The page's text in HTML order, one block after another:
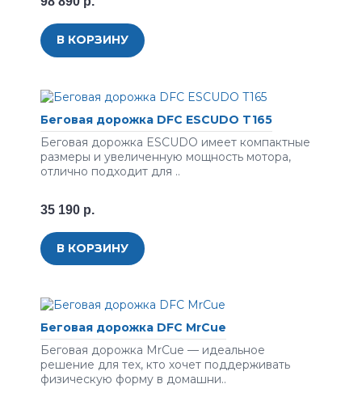
В КОРЗИНУ
Беговая дорожка DFC ESCUDO T165
Беговая дорожка ESCUDO имеет компактные
размеры и увеличенную мощность мотора,
отлично подходит для ..
35 190 р.
В КОРЗИНУ
Беговая дорожка DFC MrCue
Беговая дорожка MrCue — идеальное
решение для тех, кто хочет поддерживать
физическую форму в домашни..